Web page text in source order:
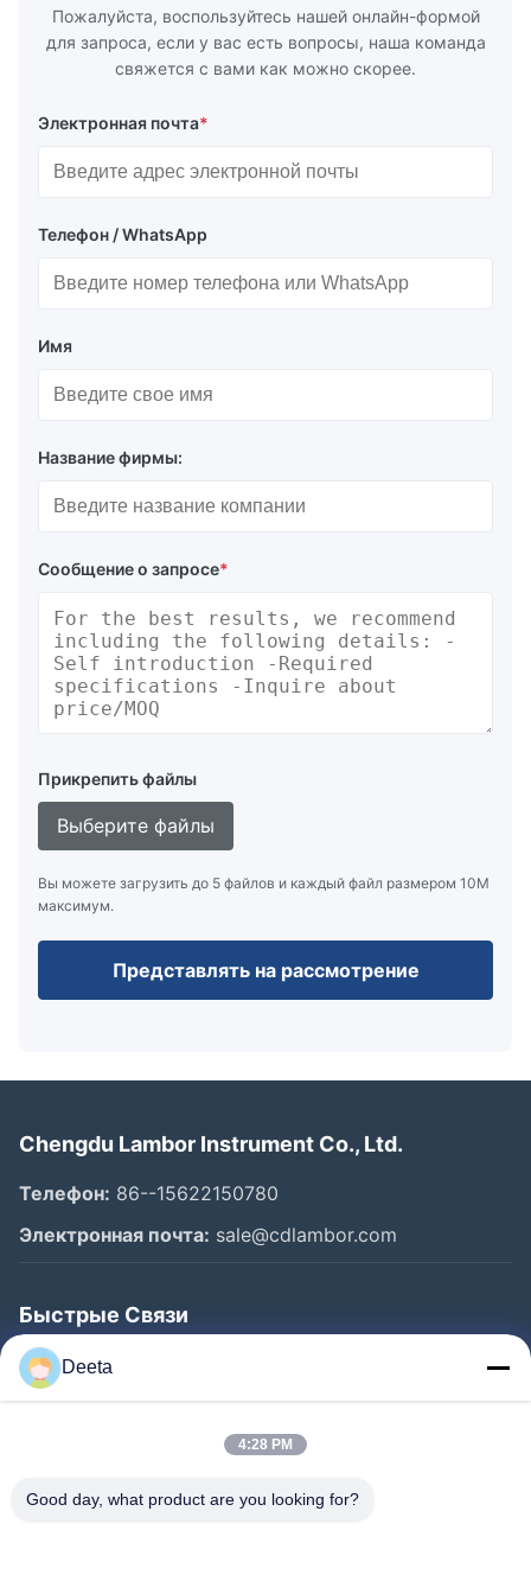
Пожалуйста, воспользуйтесь нашей онлайн-формой
для запроса, если у вас есть вопросы, наша команда
свяжется с вами как можно скорее.
Электронная почта*
Телефон / WhatsApp
Имя
Название фирмы:
Сообщение о запросе*
Прикрепить файлы
Выберите файлы
Вы можете загрузить до 5 файлов и каждый файл размером 10M
максимум.
Представлять на рассмотрение
Chengdu Lambor Instrument Co., Ltd.
Телефон: 86--15622150780
Электронная почта: sale@cdlambor.com
Быстрые Связи
Главная Страница
Продукция
Наша Фабрика
Deeta
4:28 PM
Good day, what product are you looking for?